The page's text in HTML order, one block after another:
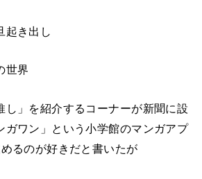
起き出し
世界
し」を紹介するコーナーが新聞に設
ガワン」という小学館のマンガアプ
るのが好きだと書いたが